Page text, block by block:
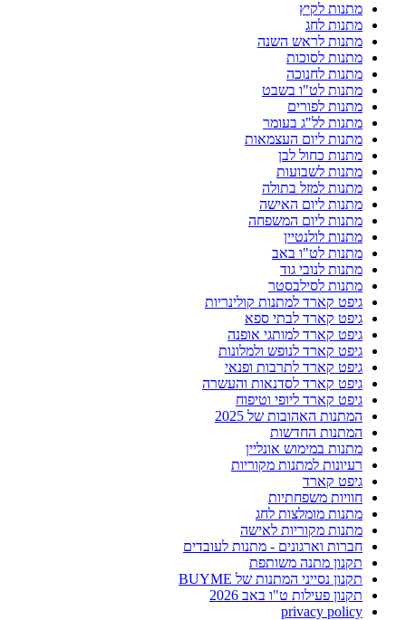
מתנות לקיץ
מתנות לחג
מתנות לראש השנה
מתנות לסוכות
מתנות לחנוכה
מתנות לט"ו בשבט
מתנות לפורים
מתנות לל"ג בעומר
מתנות ליום העצמאות
מתנות כחול לבן
מתנות לשבועות
מתנות למזל בתולה
מתנות ליום האישה
מתנות ליום המשפחה
מתנות לולנטיין
מתנות לט"ו באב
מתנות לנובי גוד
מתנות לסילבסטר
גיפט קארד למתנות קולינריות
גיפט קארד לבתי ספא
גיפט קארד למותגי אופנה
גיפט קארד לנופש ולמלונות
גיפט קארד לתרבות ופנאי
גיפט קארד לסדנאות והעשרה
גיפט קארד ליופי וטיפוח
המתנות האהובות של 2025
המתנות החדשות
מתנות במימוש אונליין
רעיונות למתנות מקוריות
גיפט קארד
חוויות משפחתיות
מתנות מומלצות לחג
מתנות מקוריות לאישה
חברות וארגונים - מתנות לעובדים
תקנון מתנה משותפת
תקנון נסייני המתנות של BUYME
תקנון פעילות ט"ו באב 2026
privacy policy